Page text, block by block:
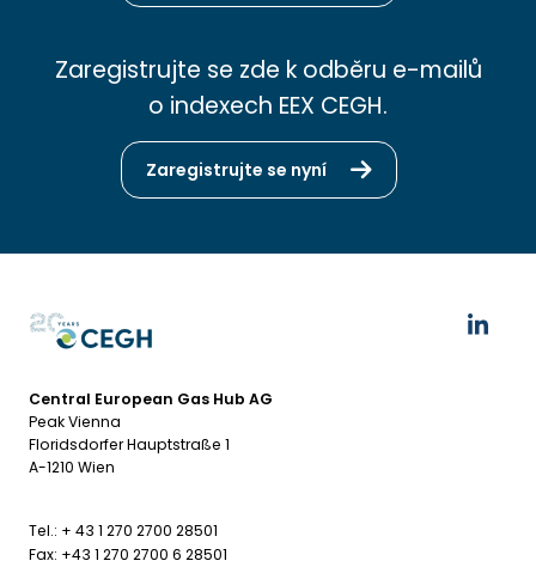
Zaregistrujte se zde k odběru e-mailů
o indexech EEX CEGH.
Zaregistrujte se nyní
Central European Gas Hub AG
Peak Vienna
Floridsdorfer Hauptstraße 1
A-1210 Wien
Tel.: + 43 1 270 2700 28501
Fax: +43 1 270 2700 6 28501